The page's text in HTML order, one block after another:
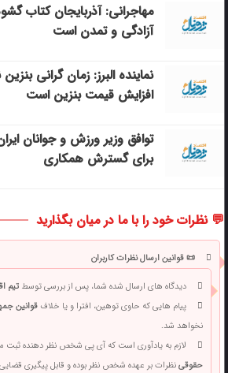
مهاجرانی: آذربایجان کتاب
آزادگی و تمدن است
نماینده البرز: زمان گرانی
افزایش قیمت بنزین است
توافق وزیر ورزش و جوانان
برای گسترش همکاری
💬 نظرات خود را با ما در میان بگذارید
📜 قوانین ارسال نظرات کاربران
دیدگاه های ارسال شده شما، پس از بررسی توسطتیم
پیام هایی که حاوی توهین، افترا و یا خلافقوانین
نخواهد شد.
لازم به یادآوری است که آی پی شخص نظر دهنده ثبت
حقوقینظرات بر عهده شخص نظر بوده و قابل پیگیری